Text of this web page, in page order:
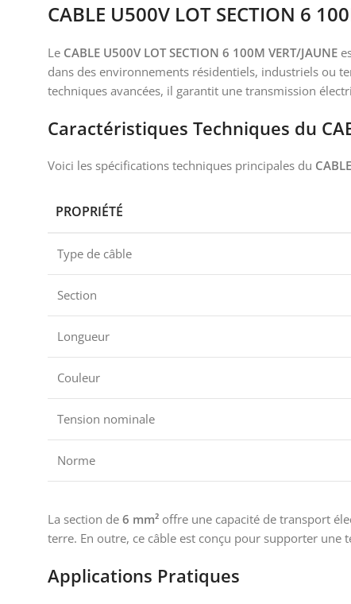
CABLE U500V LOT SECTION 6
Le CABLE U500V LOT SECTION 6 100M VERT/JAUNE
dans des environnements résidentiels, industriels ou
techniques avancées, il garantit une transmission
Caractéristiques Techniques du
Voici les spécifications techniques principales du
PROPRIÉTÉ
Type de câble
Section
Longueur
Couleur
Tension nominale
Norme
La section de 6 mm² offre une capacité de transport
terre. En outre, ce câble est conçu pour supporter
Applications Pratiques